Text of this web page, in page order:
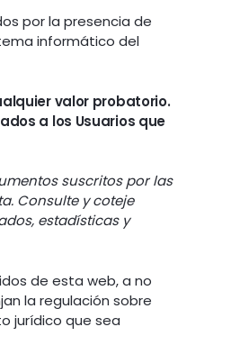
por la presencia de
informático del
valor probatorio.
a los Usuarios que
suscritos por las
Consulte y coteje
estadísticas y
de esta web, a no
la regulación sobre
jurídico que sea